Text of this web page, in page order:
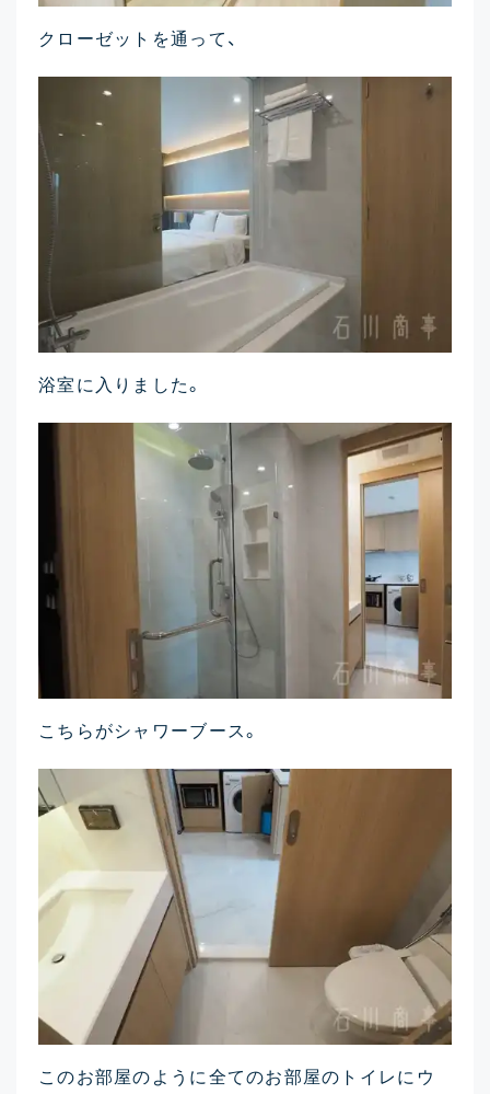
クローゼットを通って、
浴室に入りました。
こちらがシャワーブース。
このお部屋のように全てのお部屋のトイレにウ